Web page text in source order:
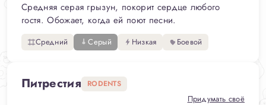
Средняя серая грызун, покорит сердце любого
гостя. Обожает, когда ей поют песни.
Средний Серый Низкая Боевой
Питрестия RODENTS
Придумать своё